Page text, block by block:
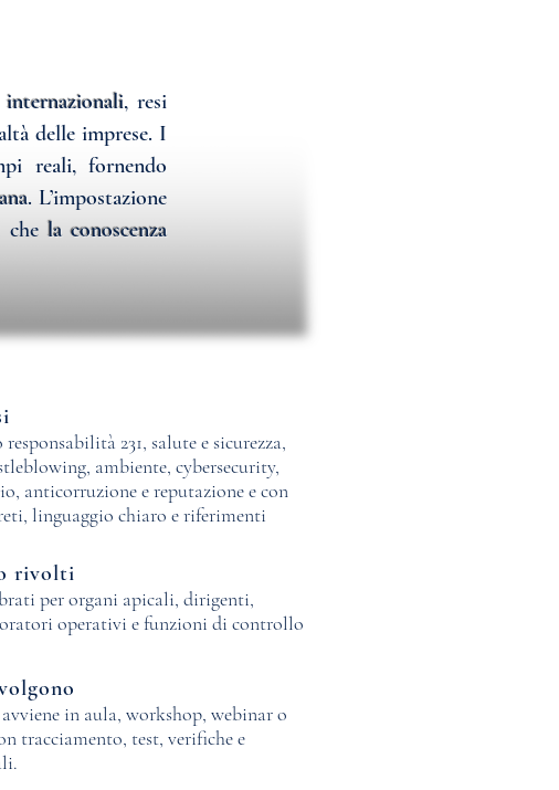
, resi
delle imprese. I
reali, fornendo
. L’impostazione
che la conoscenza
231, salute e sicurezza,
ambiente, cybersecurity,
anticorruzione e reputazione e con
linguaggio chiaro e riferimenti
rivolti
per organi apicali, dirigenti,
operativi e funzioni di controllo
avviene in aula, workshop, webinar o
tracciamento, test, verifiche e